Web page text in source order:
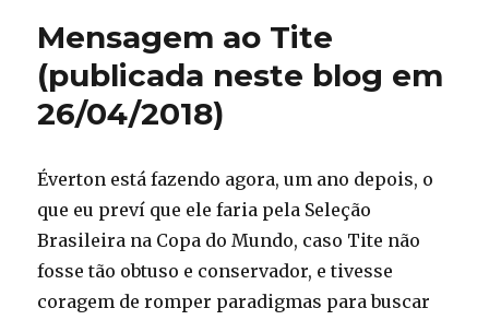
Mensagem ao Tite
(publicada neste blog em
26/04/2018)
Éverton está fazendo agora, um ano depois, o
que eu preví que ele faria pela Seleção
Brasileira na Copa do Mundo, caso Tite não
fosse tão obtuso e conservador, e tivesse
coragem de romper paradigmas para buscar